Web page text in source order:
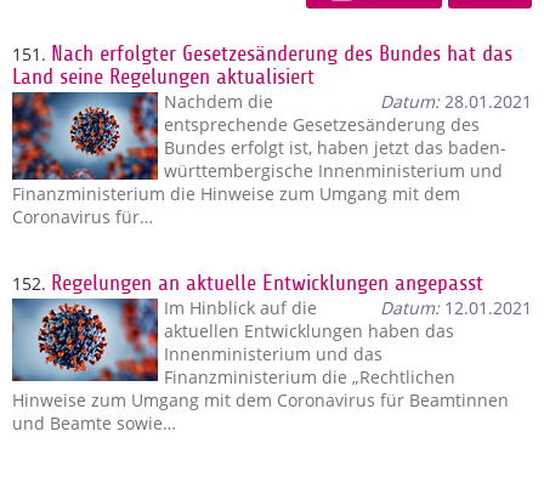
151. Nach erfolgter Gesetzesänderung des Bundes hat das
Land seine Regelungen aktualisiert
Datum:28.01.2021
Nachdem die
entsprechende Gesetzesänderung des
Bundes erfolgt ist, haben jetzt das baden-
württembergische Innenministerium und
Finanzministerium die Hinweise zum Umgang mit dem
Coronavirus für…
152. Regelungen an aktuelle Entwicklungen angepasst
Datum:12.01.2021
Im Hinblick auf die
aktuellen Entwicklungen haben das
Innenministerium und das
Finanzministerium die „Rechtlichen
Hinweise zum Umgang mit dem Coronavirus für Beamtinnen
und Beamte sowie…